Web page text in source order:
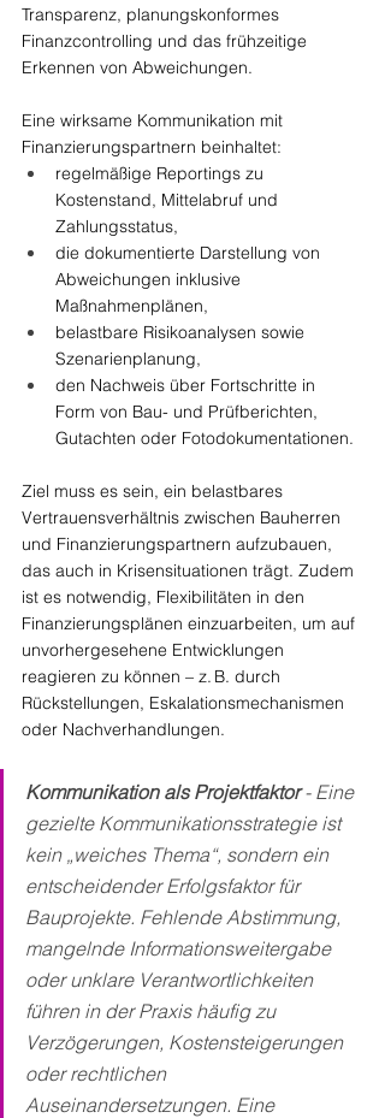
Transparenz, planungskonformes
Finanzcontrolling und das frühzeitige
Erkennen von Abweichungen.
Eine wirksame Kommunikation mit
Finanzierungspartnern beinhaltet:
regelmäßige Reportings zu
Kostenstand, Mittelabruf und
Zahlungsstatus,
die dokumentierte Darstellung von
Abweichungen inklusive
Maßnahmenplänen,
belastbare Risikoanalysen sowie
Szenarienplanung,
den Nachweis über Fortschritte in
Form von Bau- und Prüfberichten,
Gutachten oder Fotodokumentationen.
Ziel muss es sein, ein belastbares
Vertrauensverhältnis zwischen Bauherren
und Finanzierungspartnern aufzubauen,
das auch in Krisensituationen trägt. Zudem
ist es notwendig, Flexibilitäten in den
Finanzierungsplänen einzuarbeiten, um auf
unvorhergesehene Entwicklungen
reagieren zu können – z. B. durch
Rückstellungen, Eskalationsmechanismen
oder Nachverhandlungen.
Kommunikation als Projektfaktor - Eine
gezielte Kommunikationsstrategie ist
kein „weiches Thema“, sondern ein
entscheidender Erfolgsfaktor für
Bauprojekte. Fehlende Abstimmung,
mangelnde Informationsweitergabe
oder unklare Verantwortlichkeiten
führen in der Praxis häufig zu
Verzögerungen, Kostensteigerungen
oder rechtlichen
Auseinandersetzungen. Eine